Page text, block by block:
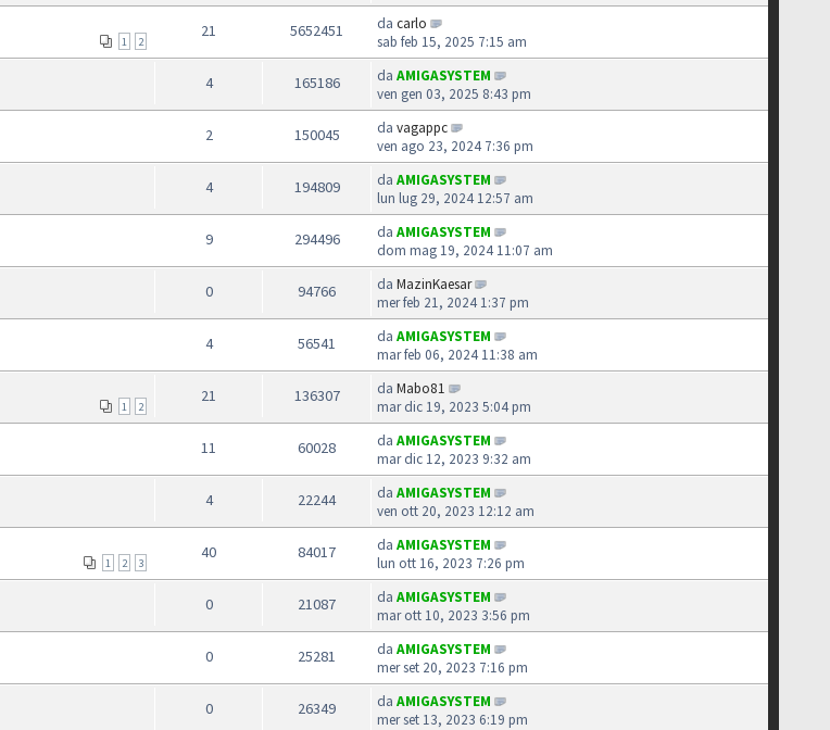
1 2
21 5652451 da carlo
sab feb 15, 2025 7:15 am
4 165186 da AMIGASYSTEM
ven gen 03, 2025 8:43 pm
2 150045 da vagappc
ven ago 23, 2024 7:36 pm
4 194809 da AMIGASYSTEM
lun lug 29, 2024 12:57 am
9 294496 da AMIGASYSTEM
dom mag 19, 2024 11:07 am
0 94766 da MazinKaesar
mer feb 21, 2024 1:37 pm
4 56541 da AMIGASYSTEM
mar feb 06, 2024 11:38 am
1 2
21 136307 da Mabo81
mar dic 19, 2023 5:04 pm
11 60028 da AMIGASYSTEM
mar dic 12, 2023 9:32 am
4 22244 da AMIGASYSTEM
ven ott 20, 2023 12:12 am
1 2 3
40 84017 da AMIGASYSTEM
lun ott 16, 2023 7:26 pm
0 21087 da AMIGASYSTEM
mar ott 10, 2023 3:56 pm
0 25281 da AMIGASYSTEM
mer set 20, 2023 7:16 pm
0 26349 da AMIGASYSTEM
mer set 13, 2023 6:19 pm